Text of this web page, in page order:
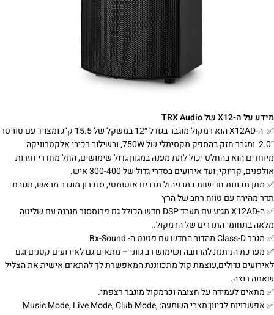
מידע על ה-X12 של TRX Audio
✅‌ ‌ ה-X12AD הוא רמקול מוגבר בגודל 12″ במשקל של 15.5 ק”ג ומצויד עם טוויטר
2.0″ ומגבר חזק בהספק מקסימלי של 750W, ובשילוב רכיבי אלקטרוניקה
מיוחדים הוא בהחלט יכול לתת מענה במגוון גדול שימושים, החל מחדרי חזרות
אולפנים, קריוקי, ועד אירועים בסדרי גדול של 300-400 איש.
✅‌ מתן תכונות חדישות כמו ניהול תדרים אוטומטי, סנכרון מוגדר מראש, תגובת
תדר מהירה עם טווח רחב של הרץ
✅‌ ה-X12AD מגיע עם מעבד DSP חדש הכולל גם פרוססור מובנה עם שליטה
מלאה בתחומי התדרים של הרמקול..
✅‌ מגבר Class-D מהדור החדש עם פטנט ה- Bx-Sound
✅‌ מערכת הניתנת להרחבה ושימוש רב גווני – מתאים גם לאירועים קטנים וגם
לאירועים גדולים,עוצמת קול מתכווננת המאפשרת לך להתאים אישית את הצליל
שאתה רוצה.
✅‌ מתאים לעמידה על חצובה וכרמקול מוגבר רצפתי.
✅‌ אפשרויות לכיוון מצבי השמעה: Music Mode, Live Mode, Club Mode,